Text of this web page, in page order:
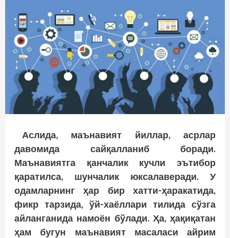
Аслида, маънавият йиллар, асрлар
давомида сайқалланиб боради.
Маънавиятга қанчалик кучли эътибор
қаратилса, шунчалик юксалаверади. У
одамларнинг ҳар бир хатти-ҳаракатида,
фикр тарзида, ўй-хаёллари тилида сўзга
айланганида намоён бўлади. Ҳа, ҳақиқатан
ҳам бугун маънавият масаласи айрим